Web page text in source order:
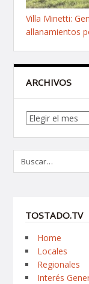
Villa Minetti:
allanamientos
ARCHIVOS
Archivos
TOSTADO.TV
Home
Locales
Regionales
Interés